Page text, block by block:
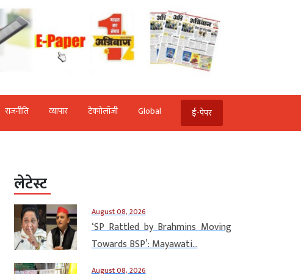
राजनीति व्‍यापार टेक्‍नोलॉजी Global ई-पेपर
लेटेस्ट
August 08, 2026
‘SP Rattled by Brahmins Moving
Towards BSP’: Mayawati...
August 08, 2026